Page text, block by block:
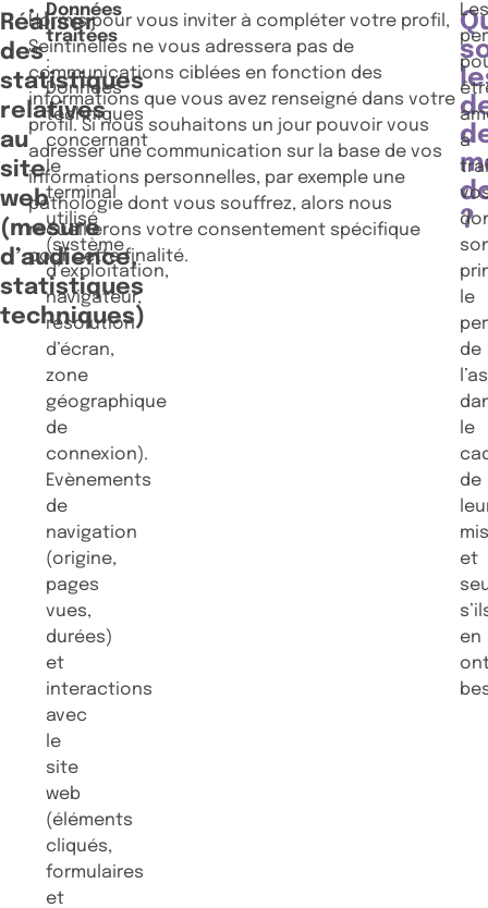
Réaliser
des
statistiques
relatives
au
site
web
(mesure
d’audience,
statistiques
techniques)
Données
traitées
:
Données
techniques
concernant
le
terminal
utilisé
(système
d’exploitation,
navigateur,
résolution
d’écran,
zone
géographique
de
connexion).
Evènements
de
navigation
(origine,
pages
vues,
durées)
et
interactions
avec
le
site
web
(éléments
cliqués,
formulaires
et
Hormis pour vous inviter à compléter votre profil,
Seintinelles ne vous adressera pas de
communications ciblées en fonction des
informations que vous avez renseigné dans votre
profil. Si nous souhaitons un jour pouvoir vous
adresser une communication sur la base de vos
informations personnelles, par exemple une
pathologie dont vous souffrez, alors nous
recueillerons votre consentement spécifique
pour cette finalité.
?
à
le
de
le
de
et
en